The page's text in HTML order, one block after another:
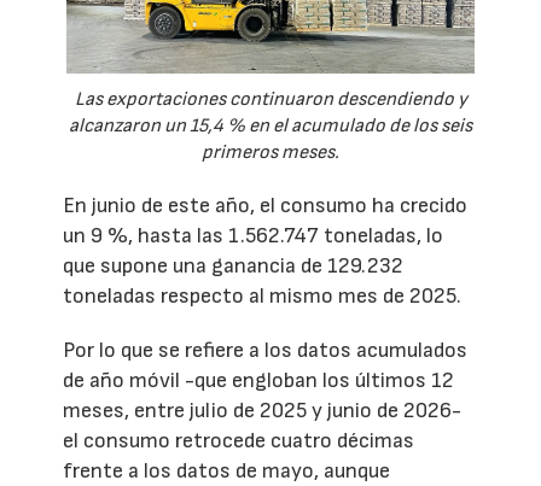
Las exportaciones continuaron descendiendo y
alcanzaron un 15,4 % en el acumulado de los seis
primeros meses.
En junio de este año, el consumo ha crecido
un 9 %, hasta las 1.562.747 toneladas, lo
que supone una ganancia de 129.232
toneladas respecto al mismo mes de 2025.
Por lo que se refiere a los datos acumulados
de año móvil -que engloban los últimos 12
meses, entre julio de 2025 y junio de 2026-
el consumo retrocede cuatro décimas
frente a los datos de mayo, aunque